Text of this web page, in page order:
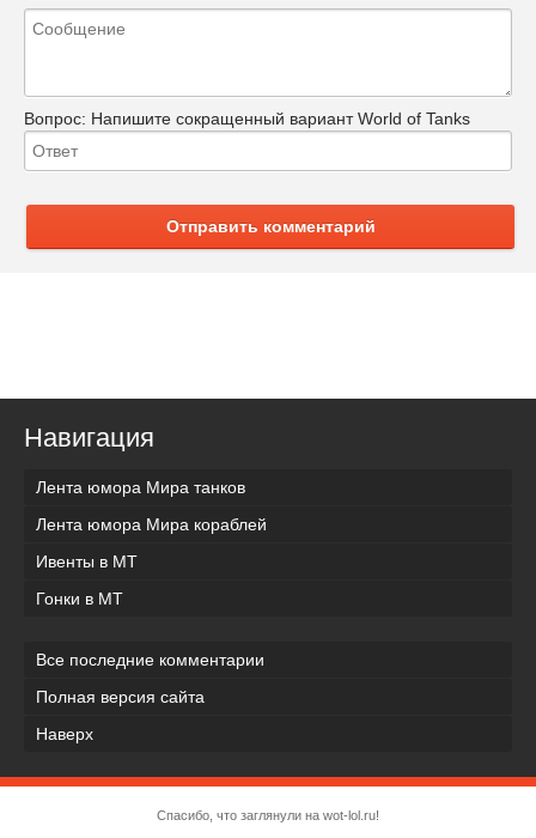
Вопрос: Напишите сокращенный вариант World of Tanks
Отправить комментарий
Навигация
Лента юмора Мира танков
Лента юмора Мира кораблей
Ивенты в МТ
Гонки в МТ
Все последние комментарии
Полная версия сайта
Наверх
Спасибо, что заглянули на wot-lol.ru!